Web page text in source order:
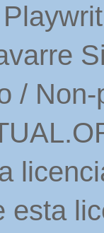
/
esta